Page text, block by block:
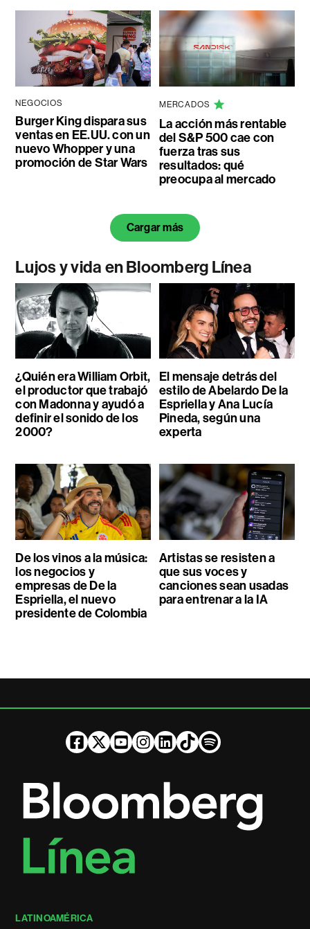
NEGOCIOS
Burger King dispara sus
ventas en EE.UU. con un
nuevo Whopper y una
promoción de Star Wars
MERCADOS
La acción más rentable
del S&P 500 cae con
fuerza tras sus
resultados: qué
preocupa al mercado
Cargar más
Lujos y vida en Bloomberg Línea
¿Quién era William Orbit,
el productor que trabajó
con Madonna y ayudó a
definir el sonido de los
2000?
El mensaje detrás del
estilo de Abelardo De la
Espriella y Ana Lucía
Pineda, según una
experta
De los vinos a la música:
los negocios y
empresas de De la
Espriella, el nuevo
presidente de Colombia
Artistas se resisten a
que sus voces y
canciones sean usadas
para entrenar a la IA
LATINOAMÉRICA